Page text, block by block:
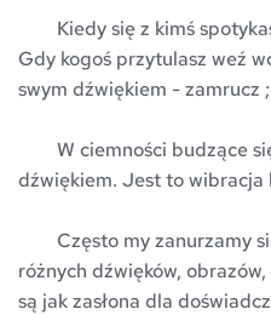
Gdy kogoś przytulasz weź
swym dźwiękiem - zamrucz
dźwiękiem. Jest to wibracja
różnych dźwięków,
są jak zasłona dla